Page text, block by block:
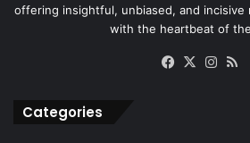
offering insightful, unbiased, and
with the heartbeat of
Facebook
X
Categories